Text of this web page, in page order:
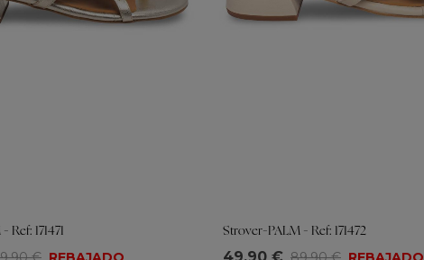
171471
Tallas
Strover-PALM - Ref: 171472
49,90 €